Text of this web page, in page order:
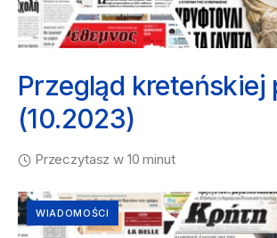
Przegląd kreteńskiej
(10.2023)
Przeczytasz w 10 minut
WIADOMOŚCI